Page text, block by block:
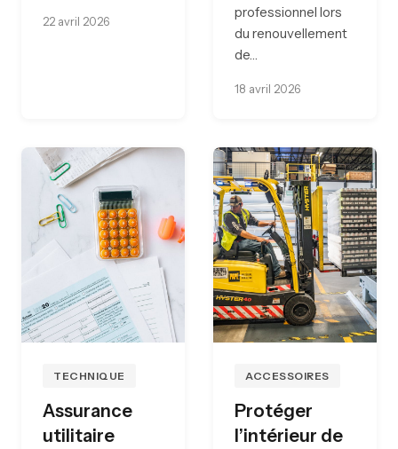
22 avril 2026
professionnel lors
du renouvellement
de…
18 avril 2026
TECHNIQUE
Assurance
utilitaire
ACCESSOIRES
Protéger
l’intérieur de